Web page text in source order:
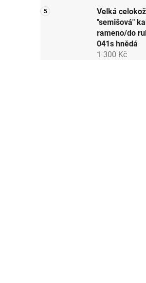
Velká
"semišová"
rameno/do
041s hnědá
1 300 Kč